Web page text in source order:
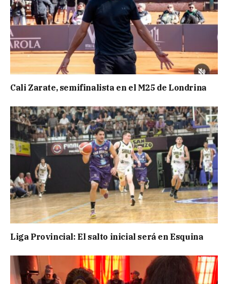
Cali Zarate, semifinalista en el M25 de Londrina
Liga Provincial: El salto inicial será en Esquina